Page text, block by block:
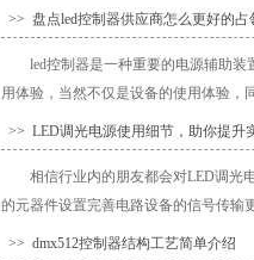
>> 盘点led控制器供应商怎么更好的占
led控制器是一种重要的电源辅助
用体验，当然不仅是设备的使用体验，
>> LED调光电源使用细节，助你提升
相信行业内的朋友都会对LED调光
的元器件设置完善电路设备的信号传输
>> dmx512控制器结构工艺简单介绍